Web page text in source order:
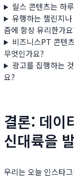
릴스 콘텐츠는 하
유행하는 챌린지
즘에 항상 유리한가
비즈니스PT 콘텐
무엇인가요?
광고를 집행하는
요?
결론: 데이
신대륙을
우리는 오늘 인스타